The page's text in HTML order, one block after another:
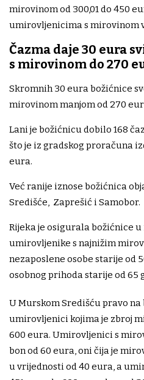
mirovinom od 300,01 do 450
umirovljenicima s mirovinom
Čazma daje 30 eura
s mirovinom do 270
Skromnih 30 eura božićnice
mirovinom manjom od 270
Lani je božićnicu dobilo 168
što je iz gradskog proračuna
eura.
Već ranije iznose božićnica
Središće, Zaprešić i Samobor.
Rijeka je osigurala božićnice u
umirovljenike s najnižim
nezaposlene osobe starije od
osobnog prihoda starije od 65
U Murskom Središću pravo
umirovljenici kojima je zbroj
600 eura. Umirovljenici s
bon od 60 eura, oni čija je
u vrijednosti od 40 eura, a